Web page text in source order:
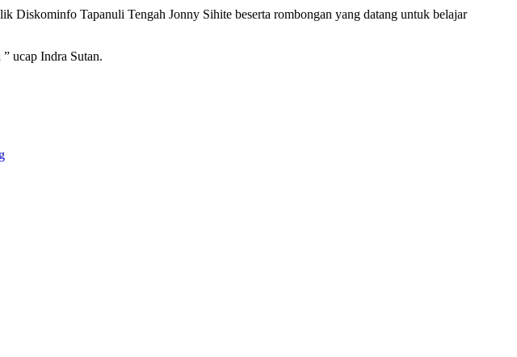
Diskominfo Tapanuli Tengah Jonny Sihite beserta rombongan yang datang untuk belajar
ucap Indra Sutan.